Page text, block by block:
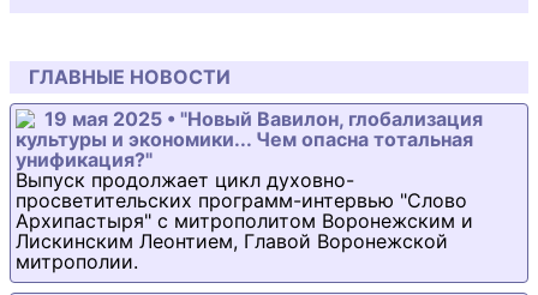
ГЛАВНЫЕ НОВОСТИ
19 мая 2025 • "Новый Вавилон, глобализация
культуры и экономики... Чем опасна тотальная
унификация?"
Выпуск продолжает цикл духовно-
просветительских программ-интервью "Слово
Архипастыря" с митрополитом Воронежским и
Лискинским Леонтием, Главой Воронежской
митрополии.